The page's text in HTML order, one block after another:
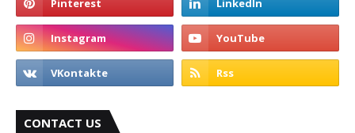
CONTACT US